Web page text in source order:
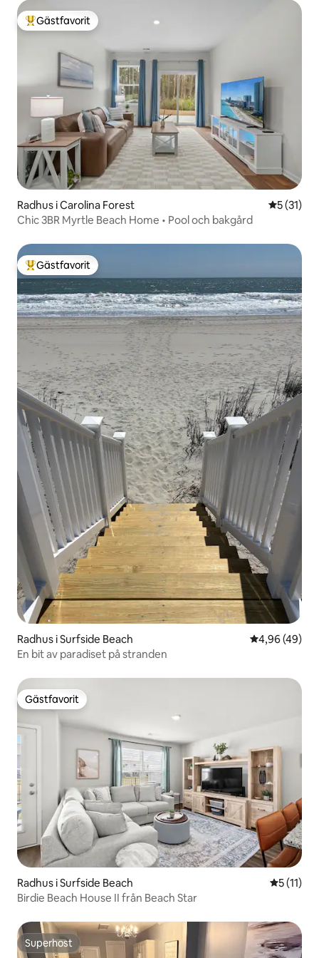
Populär gästfavorit
Gästfavorit
Radhus i Carolina Forest 5 av 5 i
5 (31)
Chic 3BR Myrtle Beach Home • Pool och bakgård
Populär gästfavorit
Gästfavorit
Radhus i Surfside Beach 4,96 av 5 i
4,96 (49)
En bit av paradiset på stranden
Gästfavorit
Gästfavorit
Radhus i Surfside Beach 5 av 5 i
5 (11)
Birdie Beach House II från Beach Star
Superhost
Superhost